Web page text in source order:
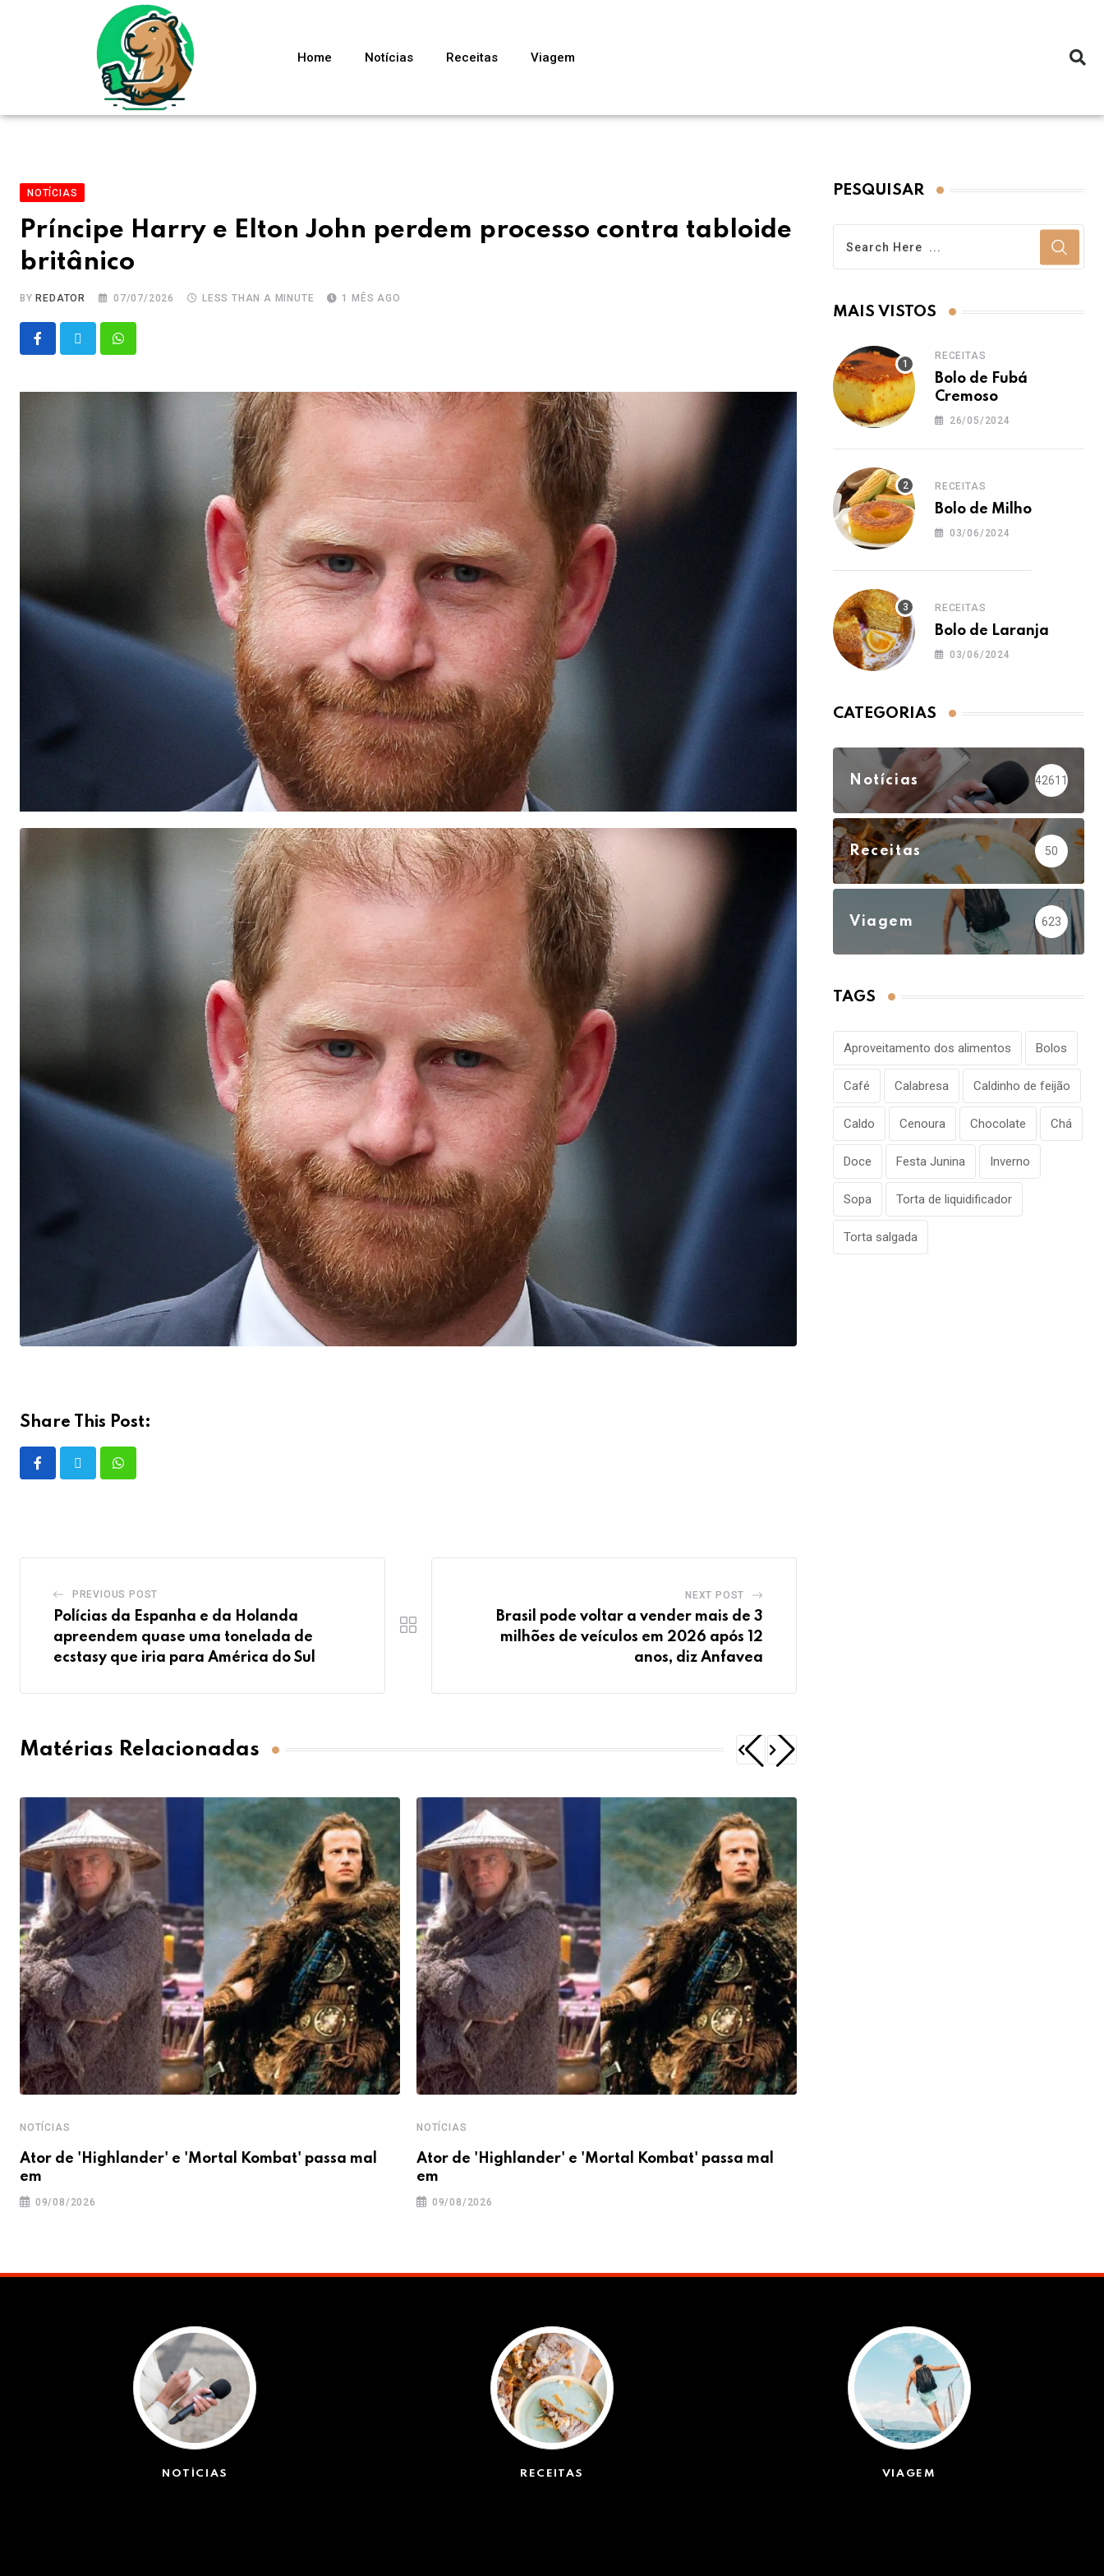
Home Notícias Receitas Viagem
NOTÍCIAS
Príncipe Harry e Elton John perdem processo contra tabloide
britânico
BY REDATOR 07/07/2026 LESS THAN A MINUTE 1 MÊS AGO
Share This Post:
PREVIOUS POST
Polícias da Espanha e da Holanda
apreendem quase uma tonelada de
ecstasy que iria para América do Sul
NEXT POST
Brasil pode voltar a vender mais de 3
milhões de veículos em 2026 após 12
anos, diz Anfavea
Matérias Relacionadas
NOTÍCIAS
Ator de 'Highlander' e 'Mortal Kombat' passa mal
em
09/08/2026
NOTÍCIAS
Ator de 'Highlander' e 'Mortal Kombat' passa mal
em
09/08/2026
PESQUISAR
MAIS VISTOS
RECEITAS
Bolo de Fubá
Cremoso
26/05/2024
RECEITAS
Bolo de Milho
03/06/2024
RECEITAS
Bolo de Laranja
03/06/2024
CATEGORIAS
Notícias 42611
Receitas 50
Viagem 623
TAGS
Aproveitamento dos alimentos Bolos
Café Calabresa Caldinho de feijão
Caldo Cenoura Chocolate Chá
Doce Festa Junina Inverno
Sopa Torta de liquidificador
Torta salgada
NOTÍCIAS RECEITAS VIAGEM